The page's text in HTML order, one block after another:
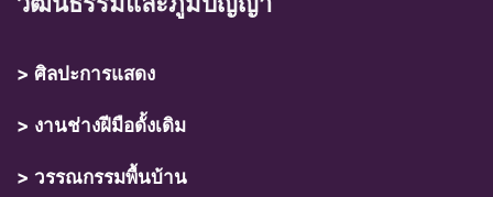
> ศิลปะการแสดง
> งานช่างฝีมือดั้งเดิม
> วรรณกรรมพื้นบ้าน